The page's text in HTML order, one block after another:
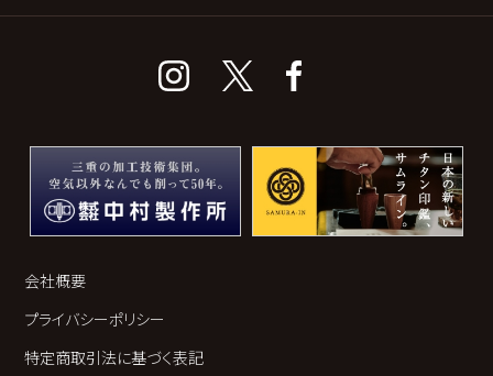
会社概要
プライバシーポリシー
特定商取引法に基づく表記